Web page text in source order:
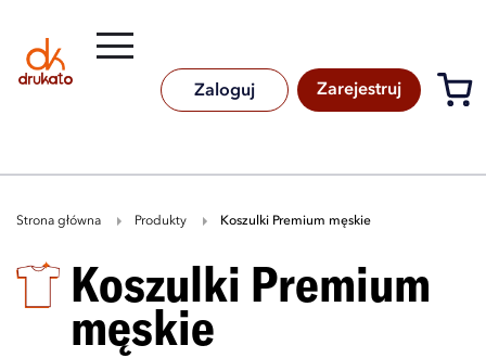
AA
B
Zaloguj
Zarejestruj
Rozwiń
Strona główna Produkty koszulki Premium męskie
koszulki Premium
męskie